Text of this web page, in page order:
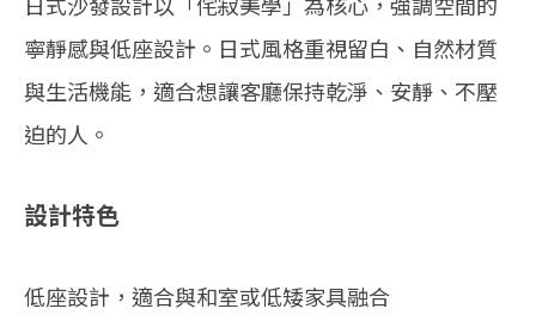
寧靜感與低座設計。日式風格重視留白、自然材質
與生活機能，適合想讓客廳保持乾淨、安靜、不壓
迫的人。
設計特色
低座設計，適合與和室或低矮家具融合